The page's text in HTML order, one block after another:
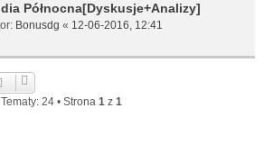
Północna[Dyskusje+Analizy]
Bonusdg « 12-06-2016, 12:41
Tematy: 24 • Strona 1 z 1